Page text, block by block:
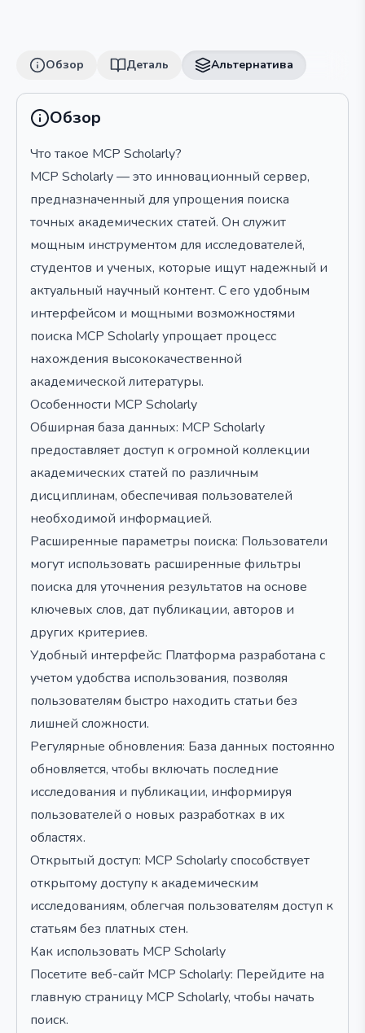
Обзор Деталь Альтернатива
Обзор
Что такое MCP Scholarly?
MCP Scholarly — это инновационный сервер,
предназначенный для упрощения поиска
точных академических статей. Он служит
мощным инструментом для исследователей,
студентов и ученых, которые ищут надежный и
актуальный научный контент. С его удобным
интерфейсом и мощными возможностями
поиска MCP Scholarly упрощает процесс
нахождения высококачественной
академической литературы.
Особенности MCP Scholarly
Обширная база данных: MCP Scholarly
предоставляет доступ к огромной коллекции
академических статей по различным
дисциплинам, обеспечивая пользователей
необходимой информацией.
Расширенные параметры поиска: Пользователи
могут использовать расширенные фильтры
поиска для уточнения результатов на основе
ключевых слов, дат публикации, авторов и
других критериев.
Удобный интерфейс: Платформа разработана с
учетом удобства использования, позволяя
пользователям быстро находить статьи без
лишней сложности.
Регулярные обновления: База данных постоянно
обновляется, чтобы включать последние
исследования и публикации, информируя
пользователей о новых разработках в их
областях.
Открытый доступ: MCP Scholarly способствует
открытому доступу к академическим
исследованиям, облегчая пользователям доступ к
статьям без платных стен.
Как использовать MCP Scholarly
Посетите веб-сайт MCP Scholarly: Перейдите на
главную страницу MCP Scholarly, чтобы начать
поиск.